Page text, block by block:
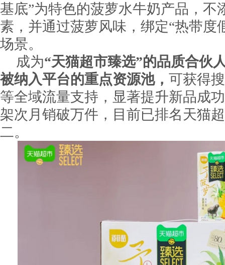
基底”为特色的菠萝水牛奶产品，不
素，并通过菠萝风味，绑定“热带度
场景。
成为“天猫超市臻选”的品质合伙
被纳入平台的重点资源池， 可获得
等全域流量支持，显著提升新品成
架次月销破万件，目前已排名天猫
二。